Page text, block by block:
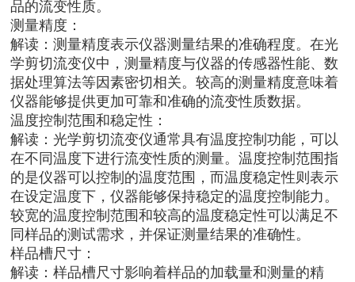
品的流变性质。
测量精度：
解读：测量精度表示仪器测量结果的准确程度。在光
学剪切流变仪中，测量精度与仪器的传感器性能、数
据处理算法等因素密切相关。较高的测量精度意味着
仪器能够提供更加可靠和准确的流变性质数据。
温度控制范围和稳定性：
解读：光学剪切流变仪通常具有温度控制功能，可以
在不同温度下进行流变性质的测量。温度控制范围指
的是仪器可以控制的温度范围，而温度稳定性则表示
在设定温度下，仪器能够保持稳定的温度控制能力。
较宽的温度控制范围和较高的温度稳定性可以满足不
同样品的测试需求，并保证测量结果的准确性。
样品槽尺寸：
解读：样品槽尺寸影响着样品的加载量和测量的精